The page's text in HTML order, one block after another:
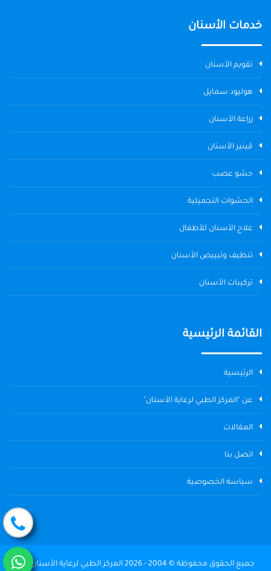
خدمات الأسنان
تقويم الأسنان
هوليود سمايل
زراعة الأسنان
ڤينير الأسنان
حشو عصب
الحشوات التجميلية
علاج الأسنان للأطفال
تنظيف وتبييض الأسنان
تركيبات الأسنان
القائمة الرئيسية
الرئيسية
عن "المركز الطبي لرعاية الأسنان"
المقالات
اتصل بنا
سياسة الخصوصية
جميع الحقوق محفوظة © 2004 - 2026 المركز الطبي لرعاية الأسنان The